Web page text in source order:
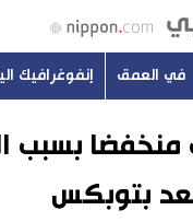
في العمق إنفوغرافيك
بسبب
بتوبكس